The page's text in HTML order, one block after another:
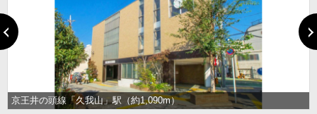
京王井の頭線「久我山」駅（約1,090m）